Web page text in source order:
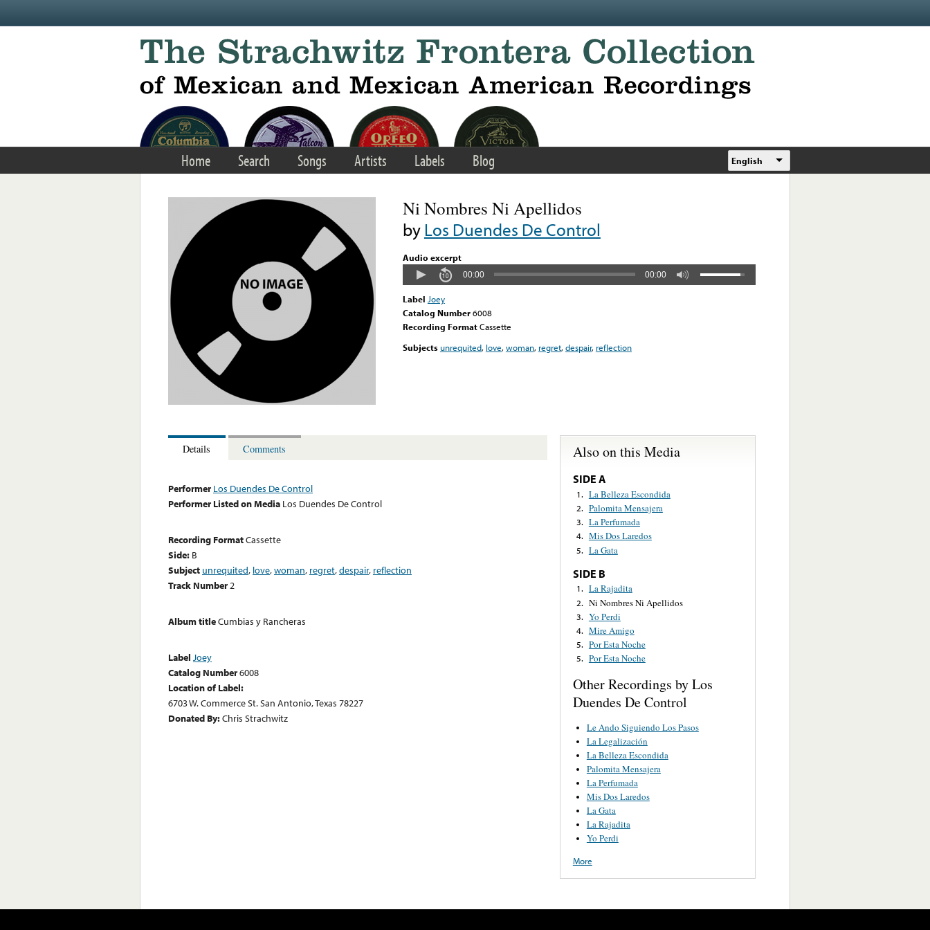
Home Search Songs Artists Labels Blog English
Ni Nombres Ni Apellidos
byLos Duendes De Control
Audio excerpt
00:00 00:00
Label Joey
Catalog Number6008
Recording FormatCassette
Subjectsunrequited, love,woman, regret,despair, reflection
Details Comments
Performer Los Duendes De Control
Performer Listed on Media Los Duendes De Control
Recording FormatCassette
Side: B
Subject unrequited, love,woman, regret,despair, reflection
Track Number2
Album titleCumbias y Rancheras
Label Joey
Catalog Number6008
Location of Label:
6703 W. Commerce St. San Antonio, Texas 78227
Donated By:Chris Strachwitz
Also on this Media
SIDE A
1. La Belleza Escondida
2. Palomita Mensajera
3. La Perfumada
4. Mis Dos Laredos
5. La Gata
SIDE B
1. La Rajadita
2. Ni Nombres Ni Apellidos
3. Yo Perdi
4. Mire Amigo
5. Por Esta Noche
5. Por Esta Noche
Other Recordings by Los
Duendes De Control
Le Ando Siguiendo Los Pasos
La Legalización
La Belleza Escondida
Palomita Mensajera
La Perfumada
Mis Dos Laredos
La Gata
La Rajadita
Yo Perdi
More